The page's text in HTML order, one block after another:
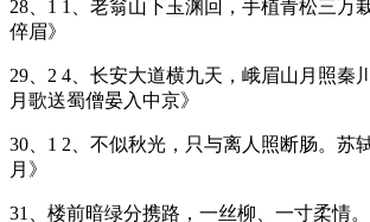
28、1 1、老翁山下玉渊回，手植青松三万
倅眉》
29、2 4、长安大道横九天，峨眉山月照秦
月歌送蜀僧晏入中京》
30、1 2、不似秋光，只与离人照断肠。苏
月》
31、楼前暗绿分携路，一丝柳、一寸柔情。